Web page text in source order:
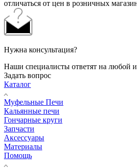
отличаться от цен в розничных
Нужна консультация?
Наши специалисты ответят на любой
Задать вопрос
Каталог
Муфельные Печи
Кальянные печи
Гончарные круги
Запчасти
Аксессуары
Материалы
Помощь